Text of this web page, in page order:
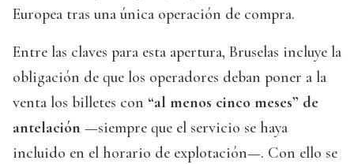
Europea tras una única operación de compra.
Entre las claves para esta apertura, Bruselas incluye la
obligación de que los operadores deban poner a la
venta los billetes con “al menos cinco meses” de
antelación —siempre que el servicio se haya
incluido en el horario de explotación—. Con ello se